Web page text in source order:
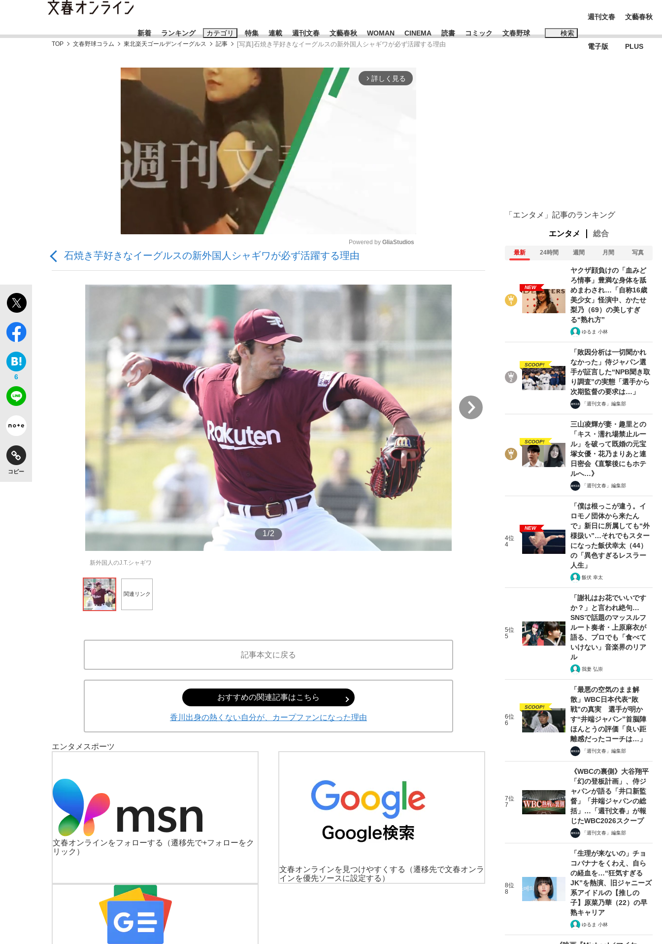
新着 ランキング カテゴリ
「90%は失敗する。でも…」本田圭佑が初めて明かした日本代表監督に...
「敗因分析は一切聞かれなかった」侍ジャパン選手が証言した“NPB聞... 「クマが悪者扱いされているのが悲しい」『北の国から』倉本聰氏（91...
「目標達成できなかったからと言って…」サッカー日本代表・森保一監督...
特集
終戦から81年
the Style
もっと見る
連載 週刊文春 文藝春秋 WOMAN CINEMA 読書 コミック 文春野球 検索
おすすめのキーワードタグ一覧
#三山凌輝 #高市早苗 #後藤真希
#亀和田武
週刊文春
電子版
文藝春秋
PLUS
TOP 文春野球コラム 東北楽天ゴールデンイーグルス 記事 [写真]石焼き芋好きなイーグルスの新外国人シャギワが必ず活躍する理由
arrow_forward_ios 詳しく見る
Mute
Powered by GliaStudios
石焼き芋好きなイーグルスの新外国人シャギワが必ず活躍する理由
6
コピー
1/2
新外国人のJ.T.シャギワ
石焼き芋好きなイーグルスの新外国人
文春野球コラム Cリーグ2020 2020/06/
香川出身の熱くない自分が、カープファンになった理由
悪夢のような1年を経て“生まれ変
関連リンク
記事本文に戻る
おすすめの関連記事はこちら
香川出身の熱くない自分が、カープファンになった理由
エンタメ スポーツ
文春オンラインをフォローする
（遷移先で+フォローをク
リック）
文春オンラインを見つけやすくする
（遷移先で文春オンラ
インを優先ソースに設定する）
「エンタメ」記事のランキング
エンタメ 総合
最新 24時間 週間 月間 写真
NEW
ヤクザ顔負けの「血みど
ろ情事」豊満な身体を舐
めまわされ…「自称16歳
美少女」怪演中、かたせ
梨乃（69）の美しすぎ
る“熟れ方”
ゆるま 小林
SCOOP!
「敗因分析は一切聞かれ
なかった」侍ジャパン選
手が証言した“NPB聞き取
り調査”の実態「選手から
次期監督の要求は…」
「週刊文春」編集部
SCOOP!
三山凌輝が妻・趣里との
「キス・濡れ場禁止ルー
ル」を破って既婚の元宝
塚女優・花乃まりあと連
日密会《直撃後にもホテ
ルへ…》
「週刊文春」編集部
4位
4
NEW
「僕は根っこが違う。イ
ロモノ団体から来たん
で」新日に所属しても“外
様扱い”…それでもスター
になった飯伏幸太（44）
の「異色すぎるレスラー
人生」
飯伏 幸太
5位
5
「謝礼はお花でいいです
か？」と言われ絶句…
SNSで話題のマッスルフ
ルート奏者・上原麻衣が
語る、プロでも「食べて
いけない」音楽界のリア
ル
我妻 弘崇
6位
6
SCOOP!
「最悪の空気のまま解
散」WBC日本代表“敗
戦”の真実 選手が明か
す“井端ジャパン”首脳陣
ほんとうの評価「良い距
離感だったコーチは…」
「週刊文春」編集部
7位
7
《WBCの裏側》大谷翔平
「幻の登板計画」、侍ジ
ャパンが語る「井口新監
督」「井端ジャパンの総
括」…「週刊文春」が報
じたWBC2026スクープ
「週刊文春」編集部
8位
8
「生理が来ないの」チョ
コバナナをくわえ、自ら
の経血を…“狂気すぎる
JK”を熱演、旧ジャニーズ
系アイドルの【推しの
子】原菜乃華（22）の早
熟キャリア
ゆるま 小林